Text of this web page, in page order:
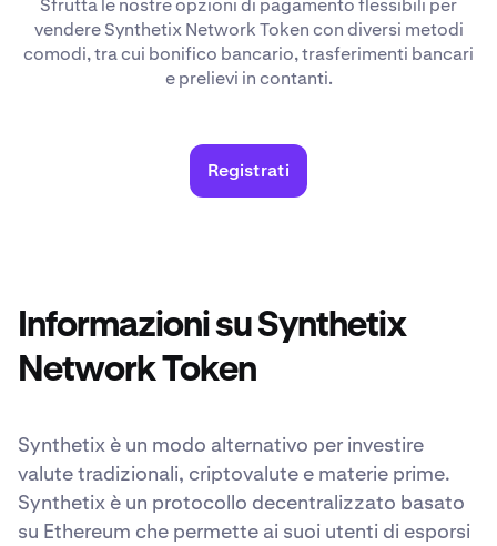
Sfrutta le nostre opzioni di pagamento flessibili per
vendere Synthetix Network Token con diversi metodi
comodi, tra cui bonifico bancario, trasferimenti bancari
e prelievi in contanti.
Registrati
Informazioni su Synthetix
Network Token
Synthetix è un modo alternativo per investire
valute tradizionali, criptovalute e materie prime.
Synthetix è un protocollo decentralizzato basato
su Ethereum che permette ai suoi utenti di esporsi